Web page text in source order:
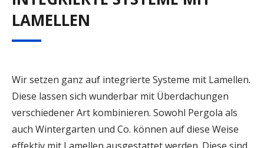
LAMELLEN
Wir setzen ganz auf integrierte Systeme mit Lamellen.
Diese lassen sich wunderbar mit Überdachungen
verschiedener Art kombinieren. Sowohl Pergola als
auch Wintergarten und Co. können auf diese Weise